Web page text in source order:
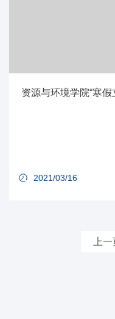
资源与环境学院“寒
2021/03/16
上